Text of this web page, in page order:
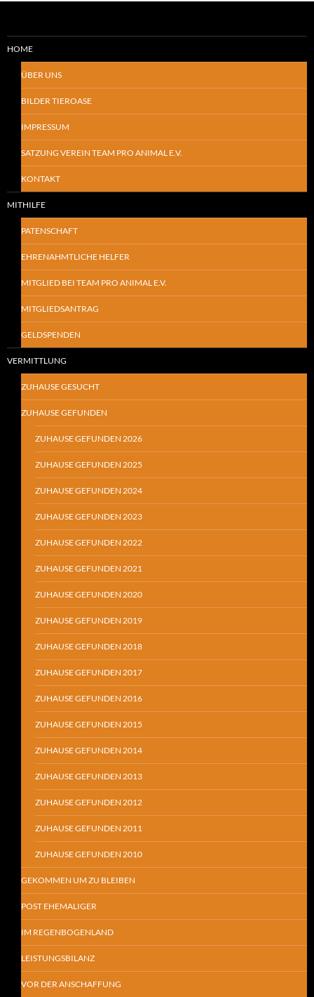
HOME
ÜBER UNS
BILDER TIEROASE
IMPRESSUM
SATZUNG VEREIN TEAM PRO ANIMAL E.V.
KONTAKT
MITHILFE
PATENSCHAFT
EHRENAHMTLICHE HELFER
MITGLIED BEI TEAM PRO ANIMAL E.V.
MITGLIEDSANTRAG
GELDSPENDEN
VERMITTLUNG
ZUHAUSE GESUCHT
ZUHAUSE GEFUNDEN
ZUHAUSE GEFUNDEN 2026
ZUHAUSE GEFUNDEN 2025
ZUHAUSE GEFUNDEN 2024
ZUHAUSE GEFUNDEN 2023
ZUHAUSE GEFUNDEN 2022
ZUHAUSE GEFUNDEN 2021
ZUHAUSE GEFUNDEN 2020
ZUHAUSE GEFUNDEN 2019
ZUHAUSE GEFUNDEN 2018
ZUHAUSE GEFUNDEN 2017
ZUHAUSE GEFUNDEN 2016
ZUHAUSE GEFUNDEN 2015
ZUHAUSE GEFUNDEN 2014
ZUHAUSE GEFUNDEN 2013
ZUHAUSE GEFUNDEN 2012
ZUHAUSE GEFUNDEN 2011
ZUHAUSE GEFUNDEN 2010
GEKOMMEN UM ZU BLEIBEN
POST EHEMALIGER
IM REGENBOGENLAND
LEISTUNGSBILANZ
VOR DER ANSCHAFFUNG